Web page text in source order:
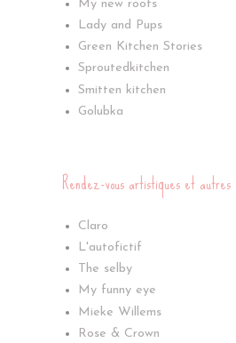
My new roots
Lady and Pups
Green Kitchen Stories
Sproutedkitchen
Smitten kitchen
Golubka
Rendez-vous artistiques et autres
Claro
L'autofictif
The selby
My funny eye
Mieke Willems
Rose & Crown